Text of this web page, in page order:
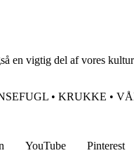
en vigtig del af vores
• KRUKKE •
YouTube Pinterest